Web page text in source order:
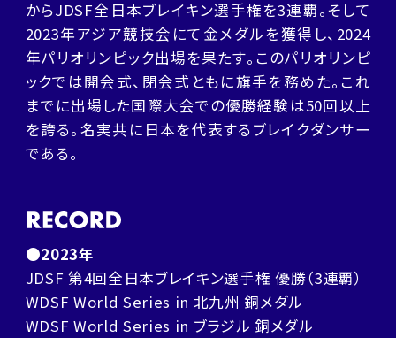
からJDSF全日本ブレイキン選手権を3連覇。そして
2023年アジア競技会にて金メダルを獲得し、2024
年パリオリンピック出場を果たす。このパリオリンピ
ックでは開会式、閉会式ともに旗手を務めた。これ
までに出場した国際大会での優勝経験は50回以上
を誇る。名実共に日本を代表するブレイクダンサー
である。
●2023年
JDSF 第4回全日本ブレイキン選手権 優勝（3連覇）
WDSF World Series in 北九州 銅メダル
WDSF World Series in ブラジル 銅メダル